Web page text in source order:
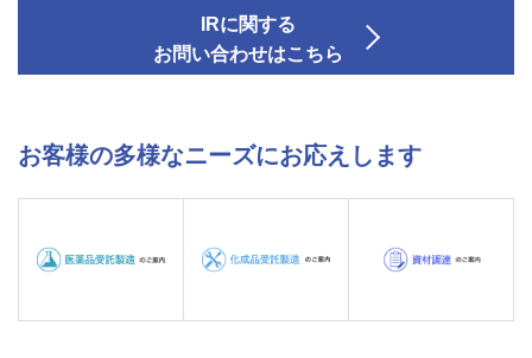
IRに関する
お問い合わせはこちら
お客様の多様なニーズにお応えします